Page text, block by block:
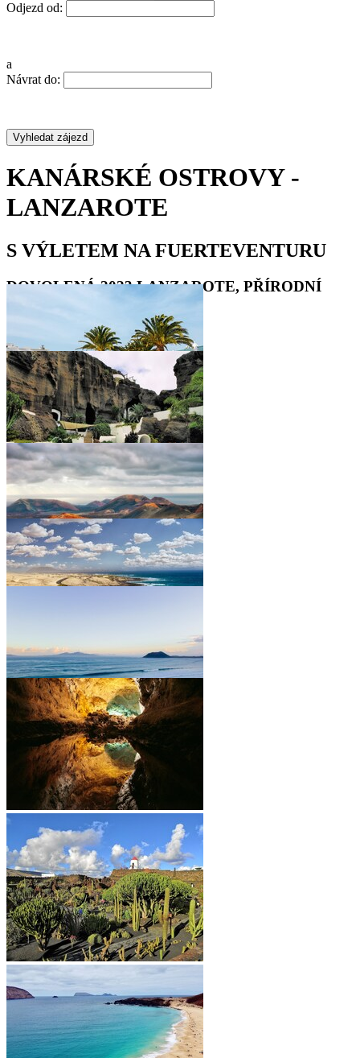
Odjezd od:
a
Návrat do:
KANÁRSKÉ OSTROVY -
LANZAROTE
S VÝLETEM NA FUERTEVENTURU
DOVOLENÁ 2023 LANZAROTE, PŘÍRODNÍ
••• •